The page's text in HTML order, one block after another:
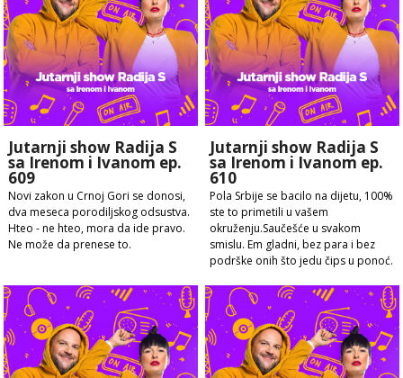
Jutarnji show Radija S
sa Irenom i Ivanom ep.
609
Novi zakon u Crnoj Gori se donosi,
dva meseca porodiljskog odsustva.
Hteo - ne hteo, mora da ide pravo.
Ne može da prenese to.
Jutarnji show Radija S
sa Irenom i Ivanom ep.
610
Pola Srbije se bacilo na dijetu, 100%
ste to primetili u vašem
okruženju.Saučešće u svakom
smislu. Em gladni, bez para i bez
podrške onih što jedu čips u ponoć.